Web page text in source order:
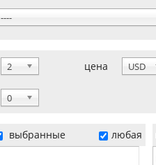
----
2 цена USD
0
выбранные любая